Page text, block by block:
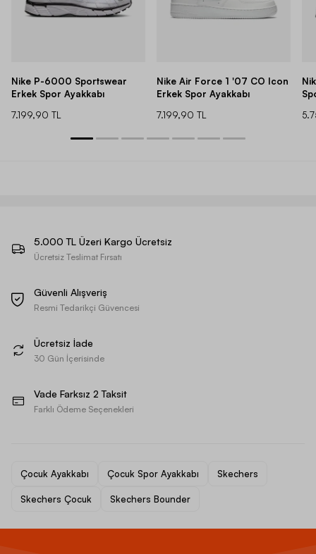
Nike P-6000 Sportswear
Erkek Spor Ayakkabı
7.199,90 TL
Nike Air Force 1 '07 CO Icon
Erkek Spor Ayakkabı
7.199,90 TL
5.000 TL Üzeri Kargo Ücretsiz
Ücretsiz Teslimat Fırsatı
Güvenli Alışveriş
Resmi Tedarikçi Güvencesi
Ücretsiz İade
30 Gün İçerisinde
Vade Farksız 2 Taksit
Farklı Ödeme Seçenekleri
Çocuk Ayakkabı Çocuk Spor Ayakkabı Skechers
Skechers Çocuk Skechers Bounder